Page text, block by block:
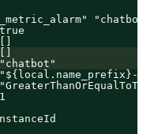
"${local.name_prefix}-